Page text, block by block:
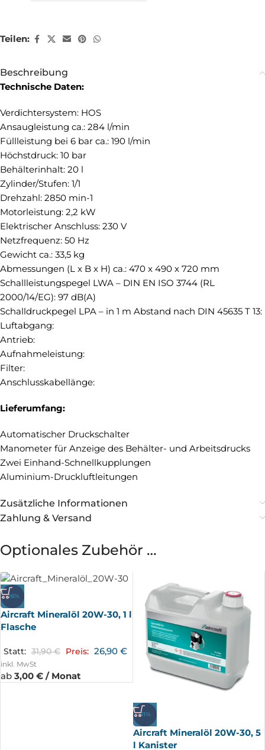
Teilen:
Beschreibung
Technische Daten:
Verdichtersystem: HOS
Ansaugleistung ca.: 284 l/min
Füllleistung bei 6 bar ca.: 190 l/min
Höchstdruck: 10 bar
Behälterinhalt: 20 l
Zylinder/Stufen: 1/1
Drehzahl: 2850 min-1
Motorleistung: 2,2 kW
Elektrischer Anschluss: 230 V
Netzfrequenz: 50 Hz
Gewicht ca.: 33,5 kg
Abmessungen (L x B x H) ca.: 470 x 490 x 720 mm
Schallleistungspegel LWA – DIN EN ISO 3744 (RL
2000/14/EG): 97 dB(A)
Schalldruckpegel LPA – in 1 m Abstand nach DIN 45635 T 13:
Luftabgang:
Antrieb:
Aufnahmeleistung:
Filter:
Anschlusskabellänge:
Lieferumfang:
Automatischer Druckschalter
Manometer für Anzeige des Behälter- und Arbeitsdrucks
Zwei Einhand-Schnellkupplungen
Aluminium-Druckluftleitungen
Zusätzliche Informationen
Zahlung & Versand
Optionales Zubehör …
-16%
Aircraft Mineralöl 20W-30, 1 l
Flasche
Statt: 31,90€ Preis: 26,90 €
inkl. MwSt
ab 3,00 € / Monat
-11%
Aircraft Mineralöl 20W-30, 5
l Kanister